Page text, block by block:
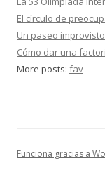
El círculo de
Un paseo
Cómo dar una
More posts: fav
Funciona gracias a